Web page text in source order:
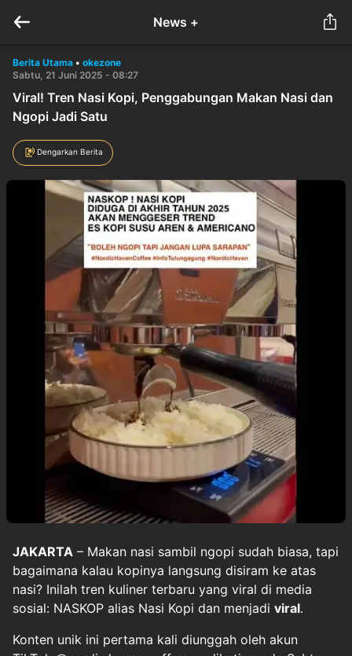
News +
Berita Utama • okezone
Sabtu, 21 Juni 2025 - 08:27
Viral! Tren Nasi Kopi, Penggabungan Makan Nasi dan
Ngopi Jadi Satu
Dengarkan Berita
JAKARTA – Makan nasi sambil ngopi sudah biasa, tapi
bagaimana kalau kopinya langsung disiram ke atas
nasi? Inilah tren kuliner terbaru yang viral di media
sosial: NASKOP alias Nasi Kopi dan menjadi viral.
Konten unik ini pertama kali diunggah oleh akun